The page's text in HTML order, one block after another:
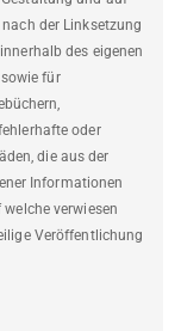
der Linksetzung
des eigenen
für
oder
die aus der
Informationen
verwiesen
Veröffentlichung